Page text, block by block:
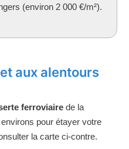
(environ 2 000 €/m²).
aux alentours
ferroviaire de la
pour étayer votre
la carte ci-contre.